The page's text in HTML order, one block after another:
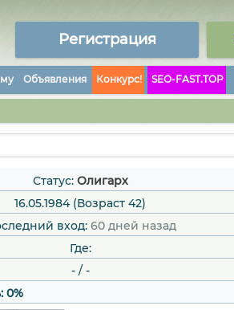
Регистрация
Объявления Конкурс! SEO-FAST.TOP
Статус: Олигарх
16.05.1984 (Возраст 42)
вход: 60 дней назад
Где:
-/ -
0%